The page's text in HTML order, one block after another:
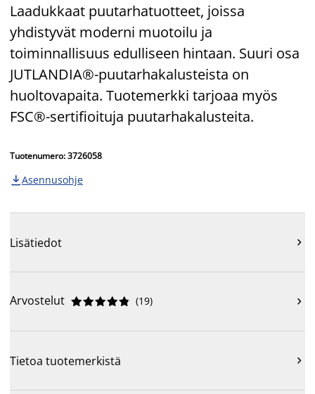
Laadukkaat puutarhatuotteet, joissa
yhdistyvät moderni muotoilu ja
toiminnallisuus edulliseen hintaan. Suuri osa
JUTLANDIA®-puutarhakalusteista on
huoltovapaita. Tuotemerkki tarjoaa myös
FSC®-sertifioituja puutarhakalusteita.
Tuotenumero: 3726058
 Asennusohje
Lisätiedot 
Arvostelut 




 (19) 
Tietoa tuotemerkistä 